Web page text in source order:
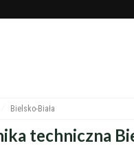
Bielsko-Biała
techniczna